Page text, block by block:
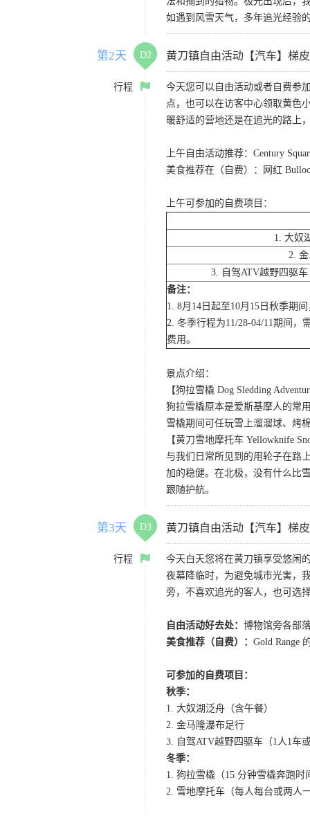
如遇到风雪天气，多年追光经验
第2天 D2 黄刀镇自由活动【汽车】梯
行程
今天您可以自由活动或者自费参
点，也可以在访客中心领取黄色
暖舒适的营地还是在追光的路上
上午自由活动推荐：Century
美食推荐在（自费）：网红
上午可参加的自费项目：
1. 大奴
2.
3. 自驾ATV越野四驱
备注：
1. 8月14日起至10月15日秋季期
2. 冬季行程为11/28-04/11期间
费用。
景点介绍：
【狗拉雪橇 Dog Sledding
狗拉雪橇原本是爱斯基摩人的常
雪橇期间可任玩雪上溜溜球、烤
【黄刀雪地摩托车 Yellowknife
与我们日常所见到的用轮子在路
加的稳健。在北极，没有什么比
跟随护航。
第3天 D3 黄刀镇自由活动【汽车】梯
行程
今天白天您将在黄刀镇享受悠闲
夜幕降临时，为避免城市光害，
旁，不喜欢追光的客人，也可选
自由活动好去处： 博物馆旁各部
美食推荐（自费）： Gold Range
可参加的自费项目：
秋季：
1. 大奴湖泛舟（含午餐）
2. 金马隆瀑布足行
3. 自驾ATV越野四驱车（1人1车
冬季：
1. 狗拉雪橇（15 分钟雪橇奔跑
2. 雪地摩托车（每人每台或两人